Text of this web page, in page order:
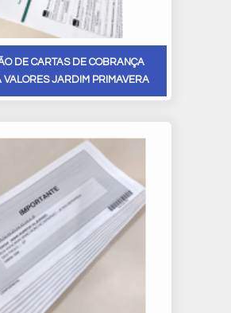
DE CARTAS DE COBRANÇA
VALORES JARDIM PRIMAVERA